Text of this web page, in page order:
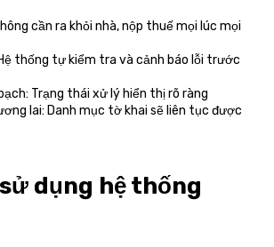
cần ra khỏi nhà, nộp thuế mọi lúc mọi
thống tự kiểm tra và cảnh báo lỗi trước
Trạng thái xử lý hiển thị rõ ràng
lai: Danh mục tờ khai sẽ liên tục được
dụng hệ thống